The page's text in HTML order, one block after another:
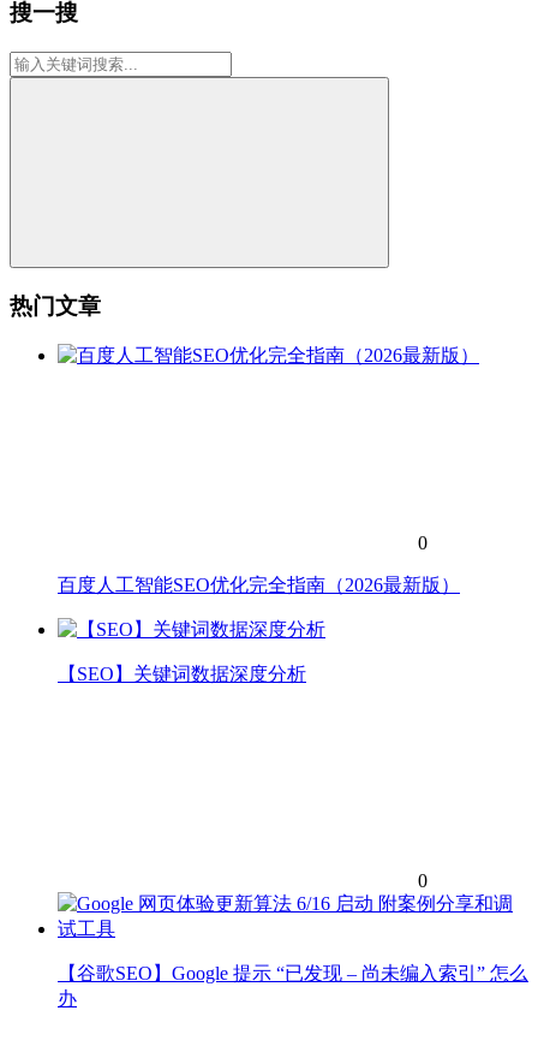
搜一搜
热门文章
0
百度人工智能SEO优化完全指南（2026最新版）
【SEO】关键词数据深度分析
0
【谷歌SEO】Google 提示 “已发现 – 尚未编入索引” 怎么
办